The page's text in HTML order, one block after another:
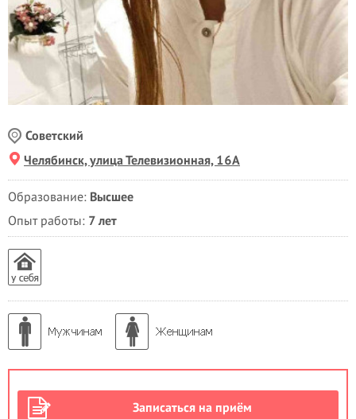
Советский
Челябинск, улица Телевизионная, 16А
Образование: Высшее
Опыт работы: 7 лет
Записаться на приём